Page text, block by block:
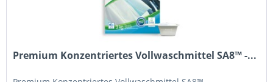
Premium Konzentriertes Vollwaschmittel SA8™ -...